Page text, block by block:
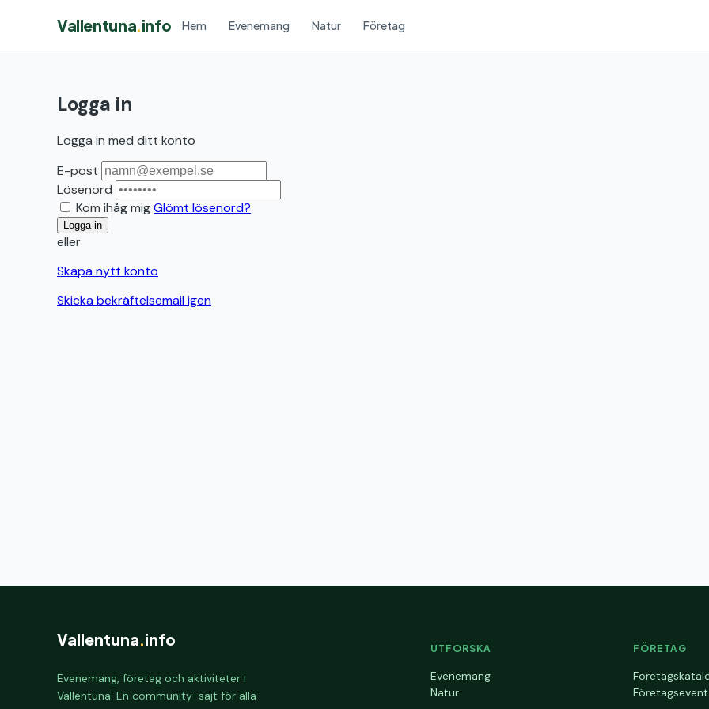
Vallentuna.info Hem Evenemang Natur Företag
Logga in
Logga in med ditt konto
E-post
Lösenord
Kom ihåg migGlömt lösenord?
Logga in
eller
Skapa nytt konto
Skicka bekräftelsemail igen
Vallentuna.info
Evenemang, företag och aktiviteter i
Vallentuna. En community-sajt för alla
UTFORSKA
Evenemang
Natur
FÖRETAG
Företagsevent